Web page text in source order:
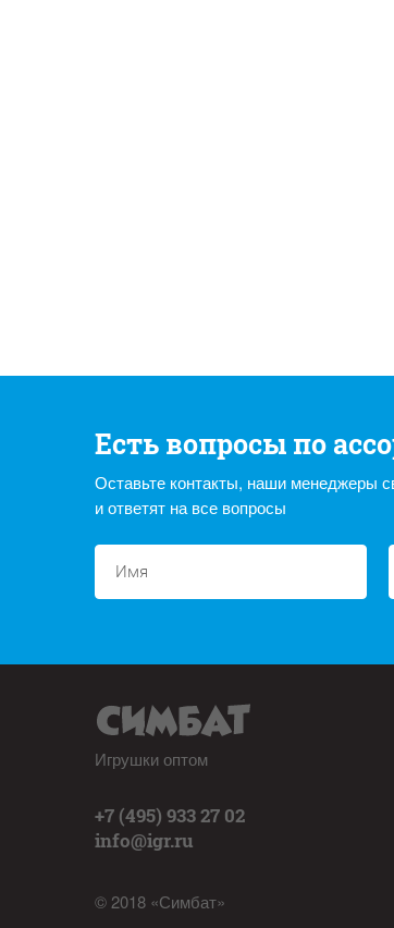
Есть вопросы по
Оставьте контакты, наши менеджеры
и ответят на все вопросы
Игрушки оптом
+7 (495) 933 27 02
info@igr.ru
© 2018 «Симбат»